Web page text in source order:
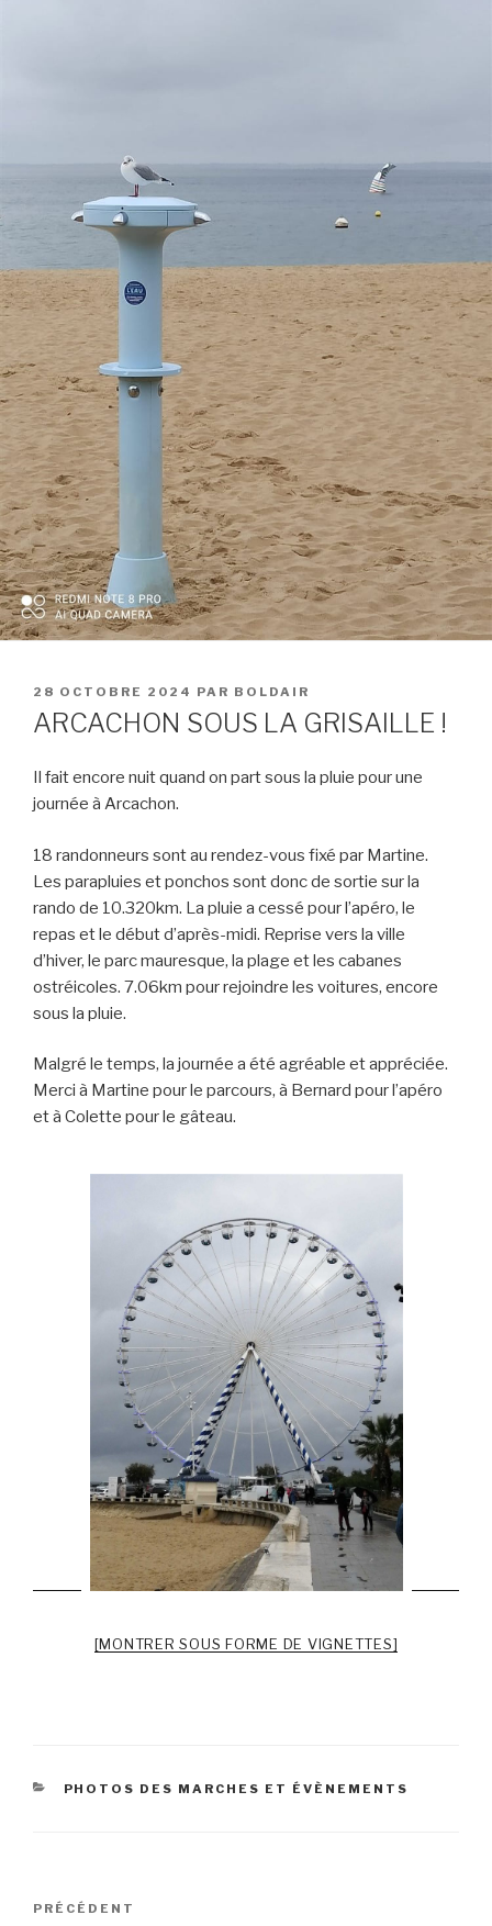
PUBLIÉ
LE
28 OCTOBRE 2024 PAR BOLDAIR
ARCACHON SOUS LA GRISAILLE !
Il fait encore nuit quand on part sous la pluie pour une
journée à Arcachon.
18 randonneurs sont au rendez-vous fixé par Martine.
Les parapluies et ponchos sont donc de sortie sur la
rando de 10.320km. La pluie a cessé pour l’apéro, le
repas et le début d’après-midi. Reprise vers la ville
d’hiver, le parc mauresque, la plage et les cabanes
ostréicoles. 7.06km pour rejoindre les voitures, encore
sous la pluie.
Malgré le temps, la journée a été agréable et appréciée.
Merci à Martine pour le parcours, à Bernard pour l’apéro
et à Colette pour le gâteau.
[MONTRER SOUS FORME DE VIGNETTES]
CATÉGORIES
PHOTOS DES MARCHES ET ÉVÈNEMENTS
Navigation
Article
PRÉCÉDENT